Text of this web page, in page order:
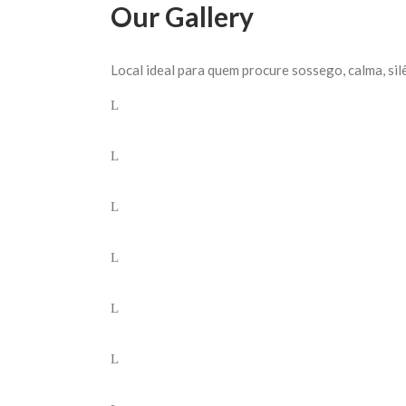
Our Gallery
Local ideal para quem procure sossego, calma,